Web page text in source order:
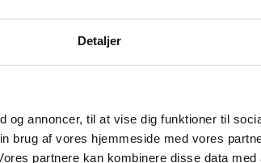
Detaljer
og annoncer, til at vise dig funktioner til
brug af vores hjemmeside med vores
partnere kan kombinere disse data